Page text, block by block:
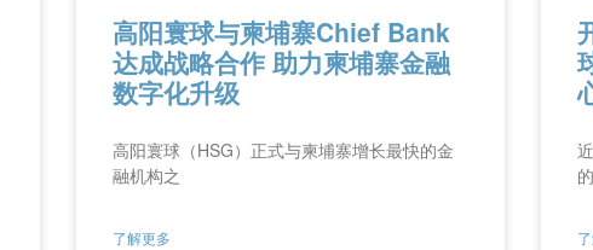
高阳寰球与柬埔寨Chief Bank
达成战略合作 助力柬埔寨金融
数字化升级
高阳寰球（HSG）正式与柬埔寨增长最快的金
融机构之
了解更多